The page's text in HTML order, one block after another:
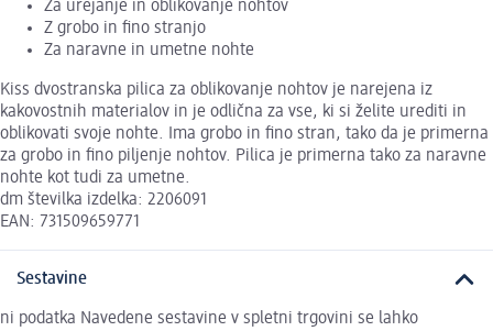
Za urejanje in oblikovanje nohtov
Z grobo in fino stranjo
Za naravne in umetne nohte
Kiss dvostranska pilica za oblikovanje nohtov je narejena iz
kakovostnih materialov in je odlična za vse, ki si želite urediti in
oblikovati svoje nohte. Ima grobo in fino stran, tako da je primerna
za grobo in fino piljenje nohtov. Pilica je primerna tako za naravne
nohte kot tudi za umetne.
dm številka izdelka: 2206091
EAN: 731509659771
Sestavine
ni podatka Navedene sestavine v spletni trgovini se lahko